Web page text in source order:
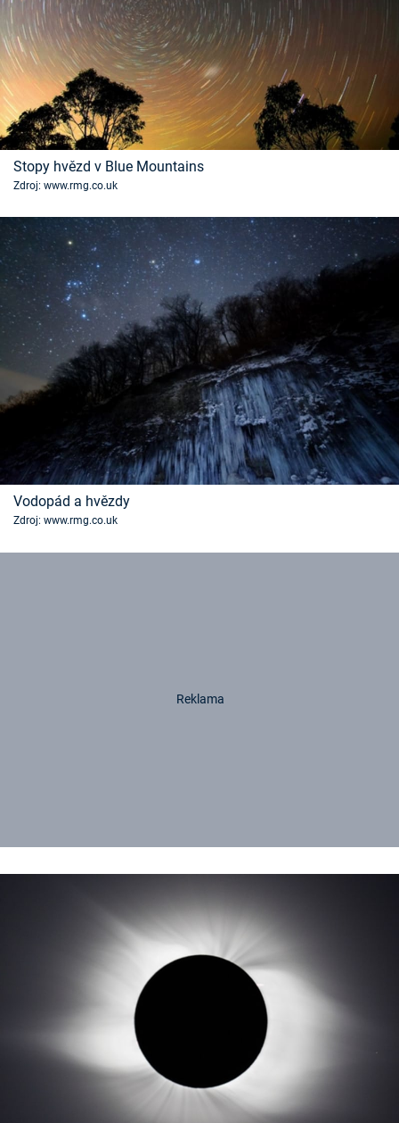
Stopy hvězd v Blue Mountains
Zdroj: www.rmg.co.uk
Vodopád a hvězdy
Zdroj: www.rmg.co.uk